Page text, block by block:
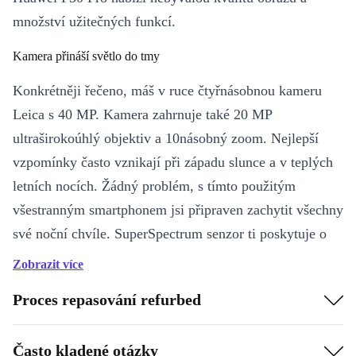
množství užitečných funkcí.
Kamera přináší světlo do tmy
Konkrétněji řečeno, máš v ruce čtyřnásobnou kameru
Leica s 40 MP. Kamera zahrnuje také 20 MP
ultraširokoúhlý objektiv a 10násobný zoom. Nejlepší
vzpomínky často vznikají při západu slunce a v teplých
letních nocích. Žádný problém, s tímto použitým
všestranným smartphonem jsi připraven zachytit všechny
své noční chvíle. SuperSpectrum senzor ti poskytuje o
40 % více světla, což je ideální pro noční režim. Nová
slabosvětelných snímků a zajišťuje vždy dokonalý záběr.
Máš oko pro detail? My také. Proto jsme byli nadšeni,
když jsme zjistili, že refurbed Huawei P30 Pro zachytí
Zobrazit více
Proces repasování refurbed
Často kladené otázky